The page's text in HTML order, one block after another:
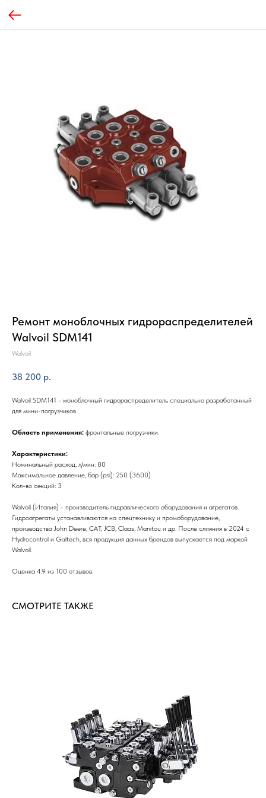
Ремонт моноблочных гидрораспределителей
Walvoil SDM141
Walvoil
38 200 р.
Walvoil SDM141 - моноблочный гидрораспределитель специально разработанный
для мини-погрузчиков.
Область применения: фронтальные погрузчики.
Характеристики:
Номинальный расход, л/мин: 80
Максимальное давление, бар (psi): 250 (3600)
Кол-во секций: 3
Walvoil (Италия) - производитель гидравлического оборудования и агрегатов.
Гидроагрегаты устанавливаются на спецтехнику и промоборудование,
производства John Deere, CAT, JCB, Claas, Manitou и др. После слияния в 2024 с
Hydrocontrol и Galtech, вся продукция данных брендов выпускается под маркой
Walvoil.
Оценка 4.9 из 100 отзывов.
СМОТРИТЕ ТАКЖЕ